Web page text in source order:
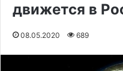
движется в
08.05.2020 689